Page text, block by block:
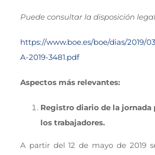
Puede consultar la disposición
https://www.boe.es/boe/dias/2019/
A-2019-3481.pdf
Aspectos más relevantes:
Registro diario de la jornada
los trabajadores.
A partir del 12 de mayo de 2019